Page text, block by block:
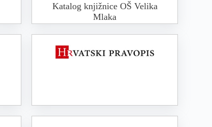
Katalog knjižnice OŠ Velika
Mlaka